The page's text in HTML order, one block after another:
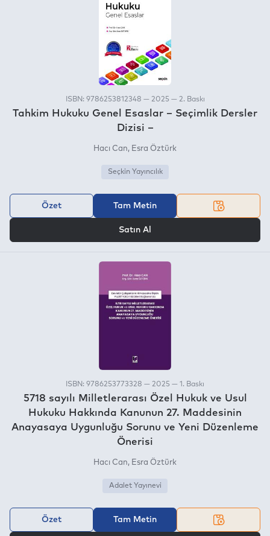
ISBN: 9786253812348 — 2025 — 2. Baskı
Tahkim Hukuku Genel Esaslar – Seçimlik Dersler
Dizisi –
Hacı Can Esra Öztürk
Seçkin Yayıncılık
Özet Tam Metin
Satın Al
ISBN: 9786253773328 — 2025 — 1. Baskı
5718 sayılı Milletlerarası Özel Hukuk ve Usul
Hukuku Hakkında Kanunun 27. Maddesinin
Anayasaya Uygunluğu Sorunu ve Yeni Düzenleme
Önerisi
Hacı Can Esra Öztürk
Adalet Yayınevi
Özet Tam Metin